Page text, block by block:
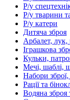
Р/у
Р/у тварини
Р/у катери
Дитяча зброя
Арбалет, лук,
Іграшкова
Кульки,
Мечі, шаблі,
Набори зброї,
Рації та
Водяна зброя